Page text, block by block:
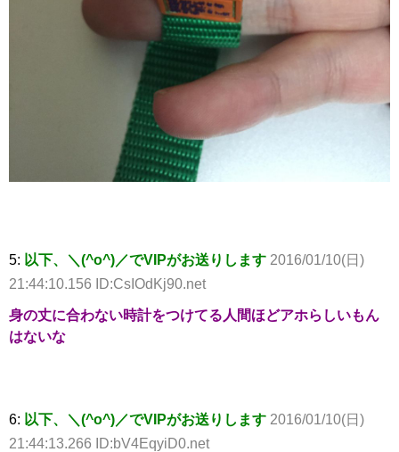
5: 以下、＼(^o^)／でVIPがお送りします 2016/01/10(日)
21:44:10.156 ID:CsIOdKj90.net
身の丈に合わない時計をつけてる人間ほどアホらしいもん
はないな
6: 以下、＼(^o^)／でVIPがお送りします 2016/01/10(日)
21:44:13.266 ID:bV4EqyiD0.net